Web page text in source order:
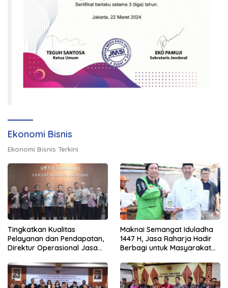
Ekonomi Bisnis
Ekonomi Bisnis Terkini
Tingkatkan Kualitas
Pelayanan dan Pendapatan,
Direktur Operasional Jasa
di Lampung dan Tinjau
Samsat Rajabasa
Maknai Semangat Iduladha
1447 H, Jasa Raharja Hadir
Berbagi untuk Masyarakat
Daging Kurban